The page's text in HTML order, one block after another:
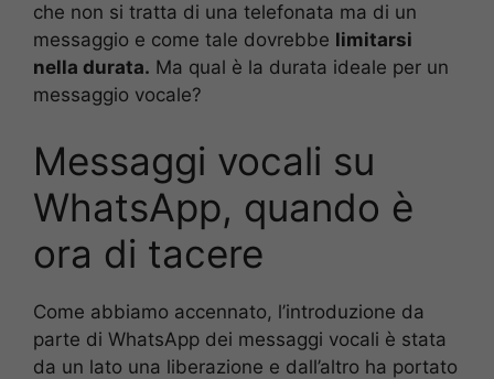
che non si tratta di una telefonata ma di un
messaggio e come tale dovrebbe limitarsi
nella durata. Ma qual è la durata ideale per un
messaggio vocale?
Messaggi vocali su
WhatsApp, quando è
ora di tacere
Come abbiamo accennato, l’introduzione da
parte di WhatsApp dei messaggi vocali è stata
da un lato una liberazione e dall’altro ha portato